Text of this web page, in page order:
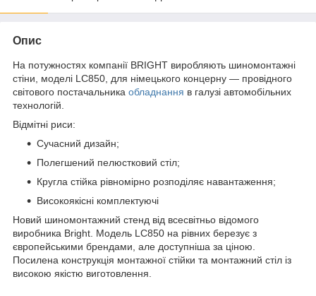
Опис
На потужностях компанії BRIGHT виробляють шиномонтажні
стіни, моделі LC850, для німецького концерну — провідного
світового постачальника обладнання в галузі автомобільних
технологій.
Відмітні риси:
Сучасний дизайн;
Полегшений пелюстковий стіл;
Кругла стійка рівномірно розподіляє навантаження;
Високоякісні комплектуючі
Новий шиномонтажний стенд від всесвітньо відомого
виробника Bright. Модель LC850 на рівних березує з
європейськими брендами, але доступніша за ціною.
Посилена конструкція монтажної стійки та монтажний стіл із
високою якістю виготовлення.